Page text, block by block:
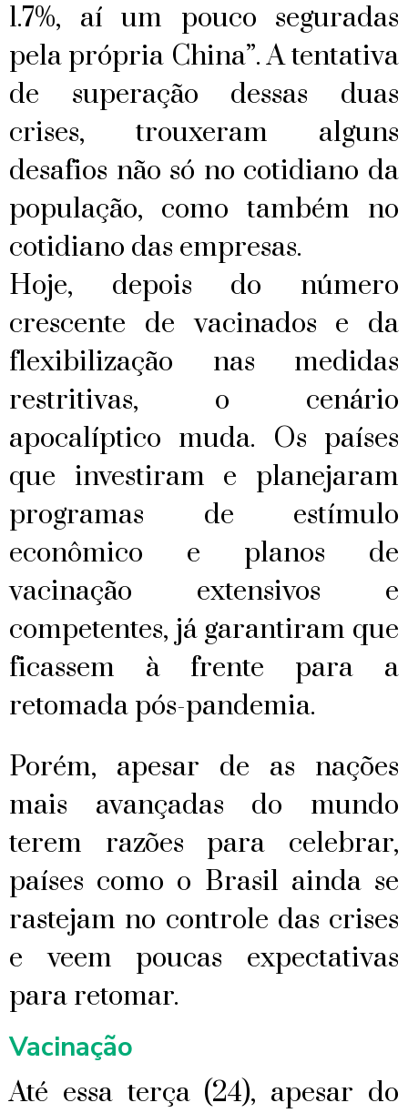
1.7%, aí um pouco seguradas
pela própria China”.A tentativa
de superação dessas duas
crises, trouxeram alguns
desafios não só no cotidiano da
população, como também no
cotidiano das empresas.
Hoje, depois do número
crescente de vacinados e da
flexibilização nas medidas
restritivas, o cenário
apocalíptico muda. Os países
que investiram e planejaram
programas de estímulo
econômico e planos de
vacinação extensivos e
competentes, já garantiram que
ficassem à frente para a
retomada pós-pandemia.
Porém, apesar de as nações
mais avançadas do mundo
terem razões para celebrar,
países como o Brasil ainda se
rastejam no controle das crises
e veem poucas expectativas
para retomar.
Vacinação
Até essa terça (24), apesar do